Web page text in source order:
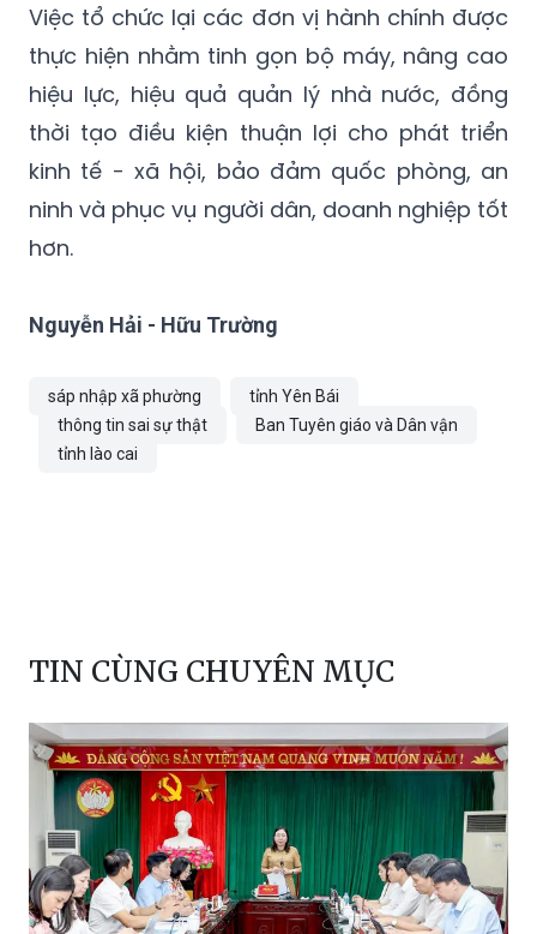
Việc tổ chức lại các đơn vị hành chính được
thực hiện nhằm tinh gọn bộ máy, nâng cao
hiệu lực, hiệu quả quản lý nhà nước, đồng
thời tạo điều kiện thuận lợi cho phát triển
kinh tế - xã hội, bảo đảm quốc phòng, an
ninh và phục vụ người dân, doanh nghiệp tốt
hơn.
Nguyễn Hải - Hữu Trường
sáp nhập xã phường
tỉnh Yên Bái
thông tin sai sự thật
Ban Tuyên giáo và Dân vận
tỉnh lào cai
TIN CÙNG CHUYÊN MỤC